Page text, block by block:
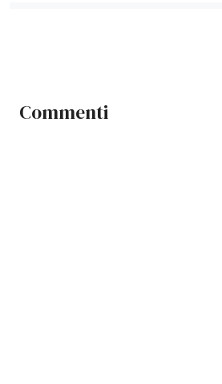
Commenti